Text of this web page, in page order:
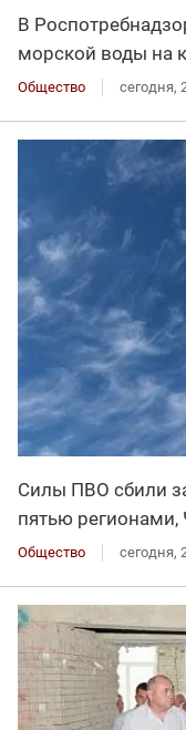
В
морской воды на
Общество сегодня,
Силы ПВО сбили
пятью
Общество сегодня,